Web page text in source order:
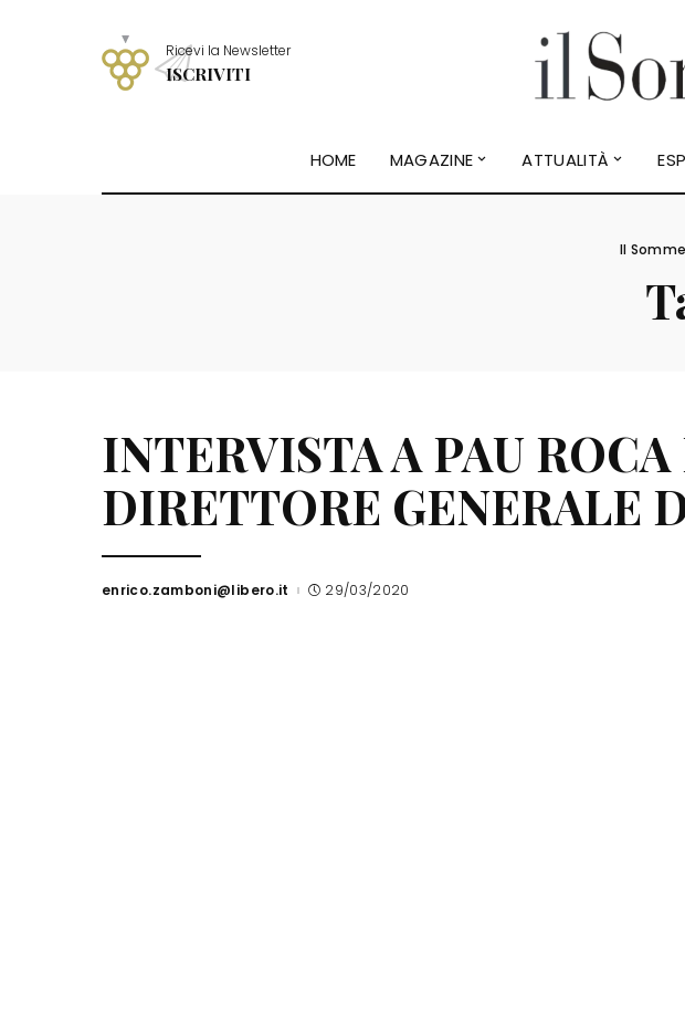
Ricevi la Newsletter
ISCRIVITI
HOME MAGAZINE ATTUALITÀ
Il
INTERVISTA A PAU
DIRETTORE GENERALE
Posted
enrico.zamboni@libero.it 29/03/2020